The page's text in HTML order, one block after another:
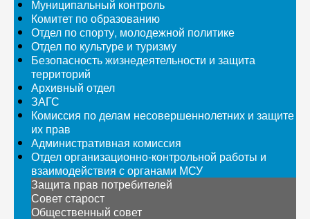
Муниципальный контроль
Комитет по образованию
Отдел по спорту, молодежной политике
Отдел по культуре и туризму
Безопасность жизнедеятельности и защита
территорий
Архивный отдел
ЗАГС
Комиссия по делам несовершеннолетних и защите
их прав
Административная комиссия
Отдел организационно-контрольной работы и
взаимодействия с органами МСУ
Защита прав потребителей
Совет старост
Общественный совет